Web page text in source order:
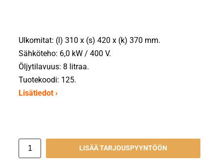
Ulkomitat: (l) 310 x (s) 420 x (k) 370 mm.
Sähköteho: 6,0 kW / 400 V.
Öljytilavuus: 8 litraa.
Tuotekoodi: 125.
Lisätiedot ›
LISÄÄ TARJOUSPYYNTÖÖN